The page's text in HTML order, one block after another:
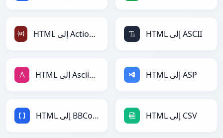
HTML إلى ActionScript HTML إلى ASCII
HTML إلى AsciiDoc HTML إلى ASP
HTML إلى BBCode HTML إلى CSV